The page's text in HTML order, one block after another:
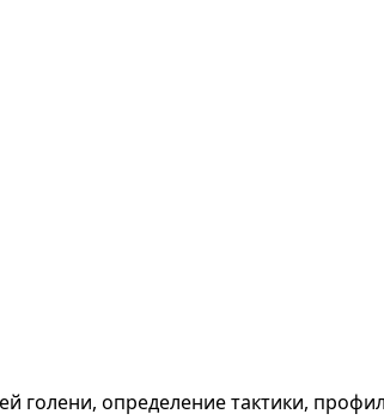
голени, определение тактики,